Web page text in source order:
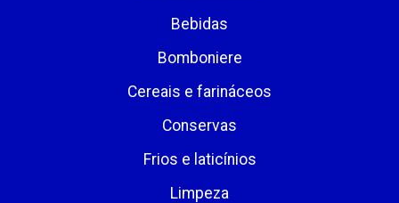
Bebidas
Bomboniere
Cereais e farináceos
Conservas
Frios e laticínios
Limpeza